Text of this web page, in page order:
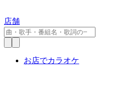
店舗
お店でカラオケ